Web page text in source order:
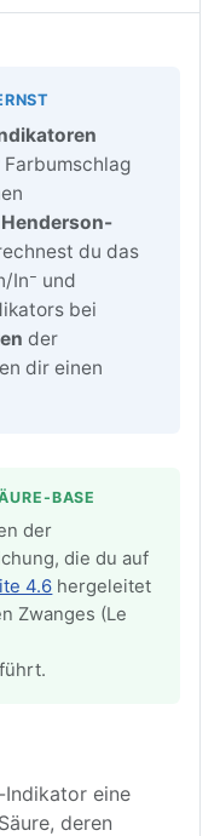
Henderson-
du das
In⁻ und
bei
der
dir einen
BASE
der
die du auf
4.6 hergeleitet
Zwanges (Le
Indikator eine
deren